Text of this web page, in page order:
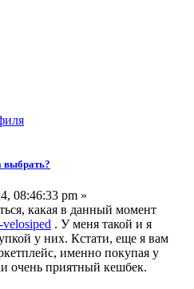
выбрать?
08:46:33 pm »
какая в данный момент
. У меня такой и я
у них. Кстати, еще я вам
именно покупая у
очень приятный кешбек.